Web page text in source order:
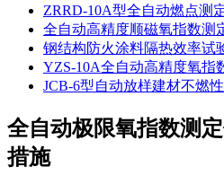
ZRRD-10A型全自动燃点测
全自动高精度顺磁氧指数测
钢结构防火涂料隔热效率试
YZS-10A全自动高精度氧指
JCB-6型自动放样建材不燃
全自动极限氧指数测
措施